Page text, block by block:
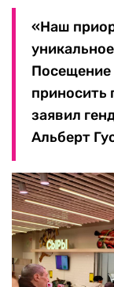
«Наш
заявил
Альберт